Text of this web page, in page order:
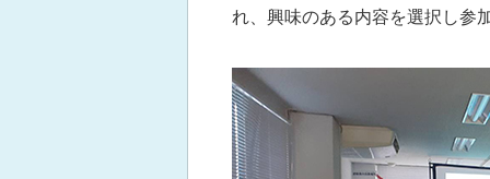
れ、興味のある内容を選択し参